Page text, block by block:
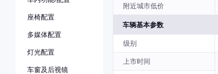
座椅配置
多媒体配置
灯光配置
车窗及后视镜
附近城市低价
车辆基本参数
级别
上市时间